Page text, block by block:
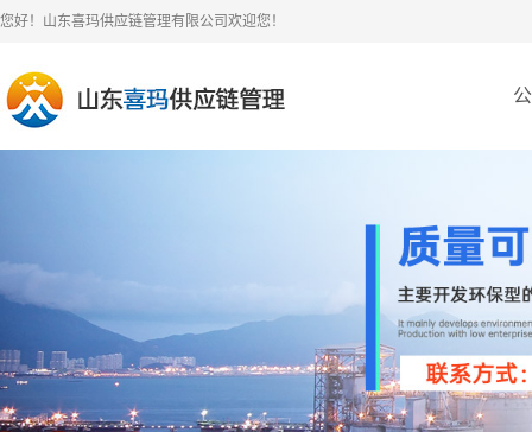
您好！山东喜玛供应链管理有限公司欢迎您！